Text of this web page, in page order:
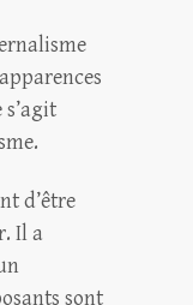
d’être
Il a
sont